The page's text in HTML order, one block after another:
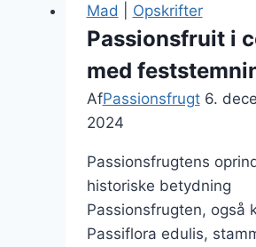
uimodståelig
duo
Mad Opskrifter
Passionsfruit i
med
AfPassionsfrugt 6.
2024
Passionsfrugtens
historiske betydning
Passionsfrugten, også
Passiflora edulis,